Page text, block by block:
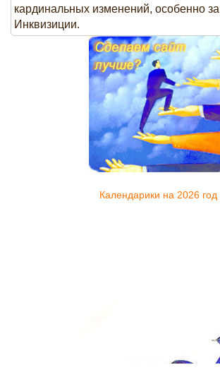
кардинальных изменений, особенно
Инквизиции.
Календарики на 2026 год